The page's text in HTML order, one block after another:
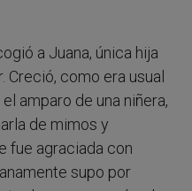
a Juana, única hija
Creció, como era usual
amparo de una niñera,
de mimos y
fue agraciada con
supo por